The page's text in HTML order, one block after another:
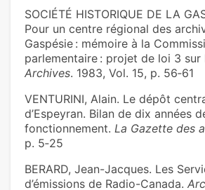
SOCIÉTÉ HISTORIQUE DE LA
Pour un centre régional des
Gaspésie : mémoire à la
parlementaire : projet de loi 3 sur
Archives. 1983, Vol. 15, p. 56‑61
VENTURINI, Alain. Le dépôt
d’Espeyran. Bilan de dix années
fonctionnement. La Gazette des
p. 5‑25
BERARD, Jean-Jacques. Les
d’émissions de Radio-Canada.